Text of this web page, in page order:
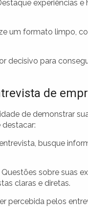
experiências
um formato limpo,
decisivo para
de
de demonstrar
destacar:
busque
Questões sobre suas
claras e diretas.
percebida pelos